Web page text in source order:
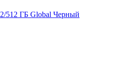
512 ГБ Global Черный